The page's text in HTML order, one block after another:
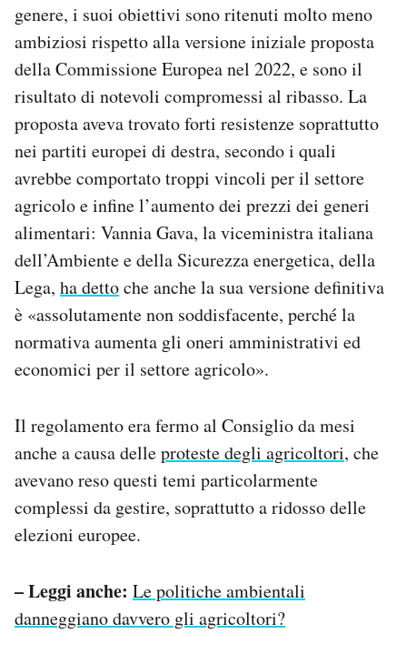
genere, i suoi obiettivi sono ritenuti molto meno
ambiziosi rispetto alla versione iniziale proposta
della Commissione Europea nel 2022, e sono il
risultato di notevoli compromessi al ribasso. La
proposta aveva trovato forti resistenze soprattutto
nei partiti europei di destra, secondo i quali
avrebbe comportato troppi vincoli per il settore
agricolo e infine l’aumento dei prezzi dei generi
alimentari: Vannia Gava, la viceministra italiana
dell’Ambiente e della Sicurezza energetica, della
Lega, ha dettoche anche la sua versione definitiva
è «assolutamente non soddisfacente, perché la
normativa aumenta gli oneri amministrativi ed
economici per il settore agricolo».
Il regolamento era fermo al Consiglio da mesi
anche a causa delleproteste degli agricoltori, che
avevano reso questi temi particolarmente
complessi da gestire, soprattutto a ridosso delle
elezioni europee.
– Leggi anche: Le politiche ambientali
danneggiano davvero gli agricoltori?